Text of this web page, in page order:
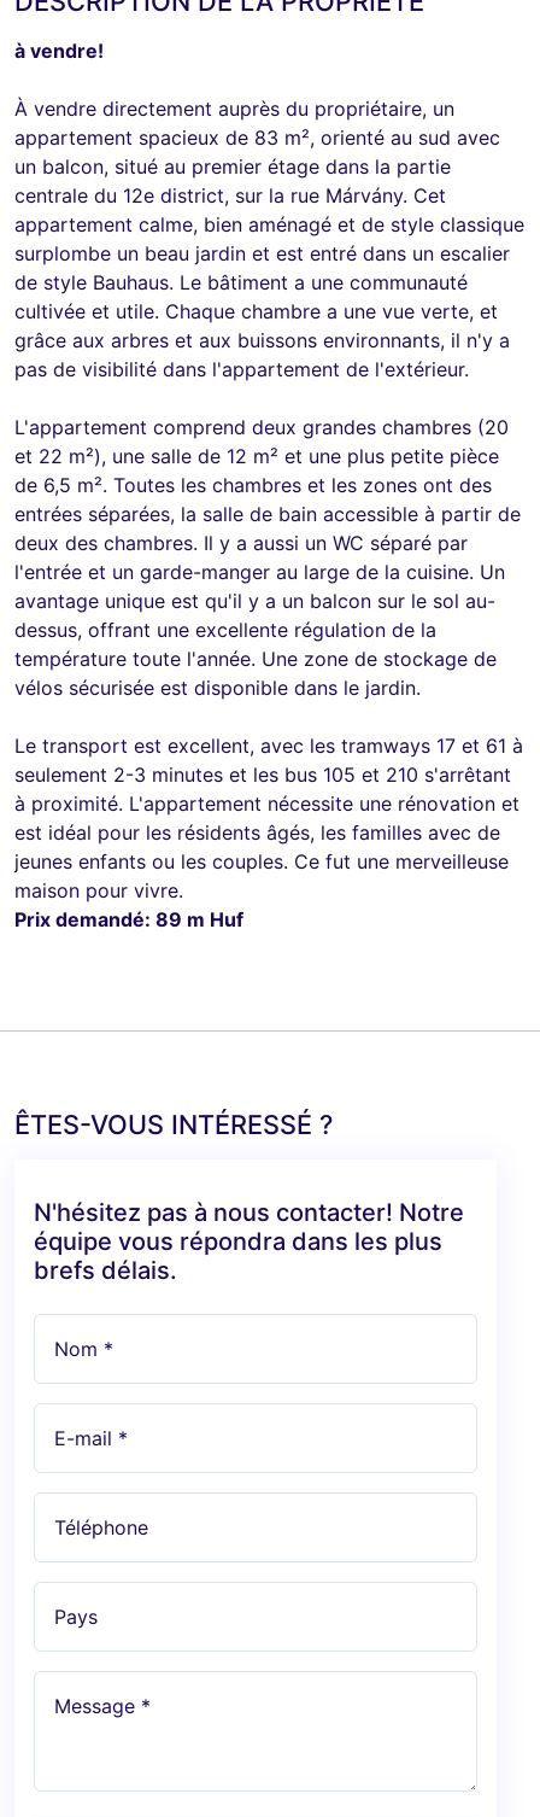
à vendre!
À vendre directement auprès du propriétaire, un
appartement spacieux de 83 m², orienté au sud avec
un balcon, situé au premier étage dans la partie
centrale du 12e district, sur la rue Márvány. Cet
appartement calme, bien aménagé et de style classique
surplombe un beau jardin et est entré dans un escalier
de style Bauhaus. Le bâtiment a une communauté
cultivée et utile. Chaque chambre a une vue verte, et
grâce aux arbres et aux buissons environnants, il n'y a
pas de visibilité dans l'appartement de l'extérieur.
L'appartement comprend deux grandes chambres (20
et 22 m²), une salle de 12 m² et une plus petite pièce
de 6,5 m². Toutes les chambres et les zones ont des
entrées séparées, la salle de bain accessible à partir de
deux des chambres. Il y a aussi un WC séparé par
l'entrée et un garde-manger au large de la cuisine. Un
avantage unique est qu'il y a un balcon sur le sol au-
dessus, offrant une excellente régulation de la
température toute l'année. Une zone de stockage de
vélos sécurisée est disponible dans le jardin.
Le transport est excellent, avec les tramways 17 et 61 à
seulement 2-3 minutes et les bus 105 et 210 s'arrêtant
à proximité. L'appartement nécessite une rénovation et
est idéal pour les résidents âgés, les familles avec de
jeunes enfants ou les couples. Ce fut une merveilleuse
maison pour vivre.
Prix demandé: 89 m Huf
ÊTES-VOUS INTÉRESSÉ ?
N'hésitez pas à nous contacter! Notre
équipe vous répondra dans les plus
brefs délais.
Nom *
E-mail *
Téléphone
Pays
Message *